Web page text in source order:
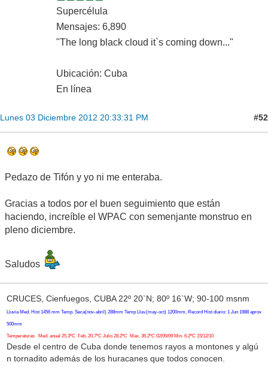
Supercélula
Mensajes: 6,890
"The long black cloud it`s coming down..."
Ubicación: Cuba
En línea
Lunes 03 Diciembre 2012 20:33:31 PM #52
Pedazo de Tifón y yo ni me enteraba.
Gracias a todos por el buen seguimiento que están
haciendo, increíble el WPAC con semenjante monstruo en
pleno diciembre.
Saludos
CRUCES, Cienfuegos, CUBA 22º 20`N; 80º 16`W; 90-100 msnm
Lluvia Med. Hist 1456 mm Temp. Seca(nov-abril) 288mm Temp Lluv.(may-oct) 1200mm, Record Hist diario: 1 Jun 1988 aprox
500mm
Temperaturas Med. anual 25.3ºC Feb. 20.7ºC Julio 28.2ºC Max. 36.2ºC 02/05/09 Min. 6.2ºC 15/12/10
Desde el centro de Cuba donde tenemos rayos a montones y algú
n tornadito además de los huracanes que todos conocen.